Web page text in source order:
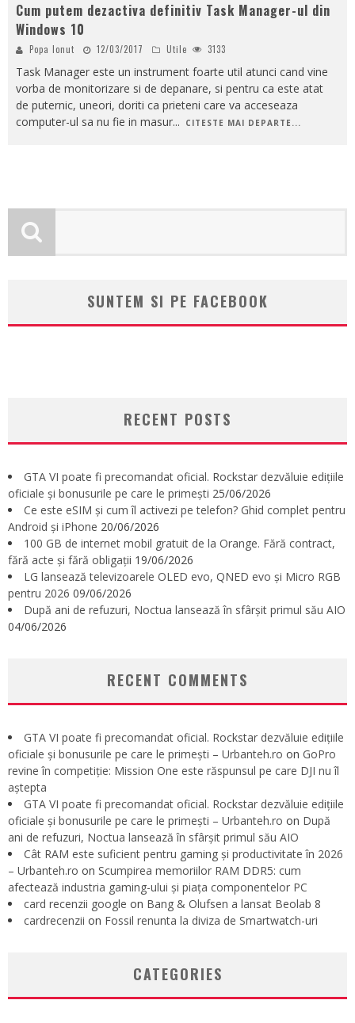
Cum putem dezactiva definitiv Task Manager-ul din
Windows 10
Popa Ionut 12/03/2017 Utile 3133
Task Manager este un instrument foarte util atunci cand vine
vorba de monitorizare si de depanare, si pentru ca este atat
de puternic, uneori, doriti ca prieteni care va acceseaza
computer-ul sa nu fie in masur... CITESTE MAI DEPARTE...
SUNTEM SI PE FACEBOOK
RECENT POSTS
GTA VI poate fi precomandat oficial. Rockstar dezvăluie edițiile
oficiale și bonusurile pe care le primești 25/06/2026
Ce este eSIM și cum îl activezi pe telefon? Ghid complet pentru
Android și iPhone 20/06/2026
100 GB de internet mobil gratuit de la Orange. Fără contract,
fără acte și fără obligații 19/06/2026
LG lansează televizoarele OLED evo, QNED evo și Micro RGB
pentru 2026 09/06/2026
După ani de refuzuri, Noctua lansează în sfârșit primul său AIO
04/06/2026
RECENT COMMENTS
GTA VI poate fi precomandat oficial. Rockstar dezvăluie edițiile
oficiale și bonusurile pe care le primești – Urbanteh.ro on GoPro
revine în competiție: Mission One este răspunsul pe care DJI nu îl
aștepta
GTA VI poate fi precomandat oficial. Rockstar dezvăluie edițiile
oficiale și bonusurile pe care le primești – Urbanteh.ro on După
ani de refuzuri, Noctua lansează în sfârșit primul său AIO
Cât RAM este suficient pentru gaming și productivitate în 2026
– Urbanteh.ro on Scumpirea memoriilor RAM DDR5: cum
afectează industria gaming-ului și piața componentelor PC
card recenzii google on Bang & Olufsen a lansat Beolab 8
cardrecenzii on Fossil renunta la diviza de Smartwatch-uri
CATEGORIES